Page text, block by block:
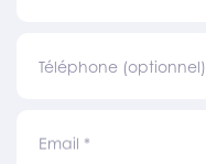
Téléphone (optionnel)
Email *